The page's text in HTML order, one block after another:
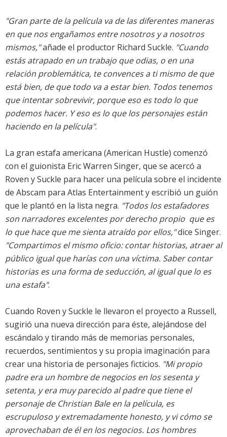
"Gran parte de la película va de las diferentes maneras
en que nos engañamos entre nosotros y a nosotros
mismos,"añade el productor Richard Suckle. "Cuando
estás atrapado en un trabajo que odias, o en una
relación problemática, te convences a ti mismo de que
está bien, de que todo va a estar bien. Todos tenemos
que intentar sobrevivir, porque eso es todo lo que
podemos hacer. Y eso es lo que los personajes están
haciendo en la película".
La gran estafa americana (American Hustle) comenzó
con el guionista Eric Warren Singer, que se acercó a
Roven y Suckle para hacer una película sobre el incidente
de Abscam para Atlas Entertainment y escribió un guión
que le plantó en la lista negra. "Todos los estafadores
son narradores excelentes por derecho propio  que es
lo que hace que me sienta atraído por ellos,"dice Singer.
"Compartimos el mismo oficio: contar historias, atraer al
público igual que harías con una víctima. Saber contar
historias es una forma de seducción, al igual que lo es
una estafa".
Cuando Roven y Suckle le llevaron el proyecto a Russell,
sugirió una nueva dirección para éste, alejándose del
escándalo y tirando más de memorias personales,
recuerdos, sentimientos y su propia imaginación para
crear una historia de personajes ficticios. "Mi propio
padre era un hombre de negocios en los sesenta y
setenta, y era muy parecido al padre que tiene el
personaje de Christian Bale en la película, es
escrupuloso y extremadamente honesto, y vi cómo se
aprovechaban de él en los negocios. Los hombres